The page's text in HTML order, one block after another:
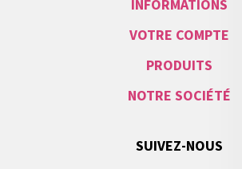
INFORMATIONS
VOTRE COMPTE
PRODUITS
NOTRE SOCIÉTÉ
SUIVEZ-NOUS